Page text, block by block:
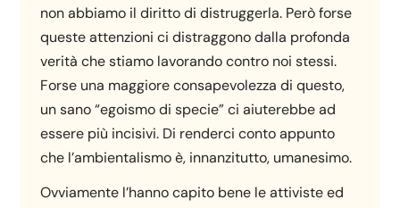
non abbiamo il diritto di distruggerla. Però forse
queste attenzioni ci distraggono dalla profonda
verità che stiamo lavorando contro noi stessi.
Forse una maggiore consapevolezza di questo,
un sano “egoismo di specie” ci aiuterebbe ad
essere più incisivi. Di renderci conto appunto
che l’ambientalismo è, innanzitutto, umanesimo.
Ovviamente l’hanno capito bene le attiviste ed